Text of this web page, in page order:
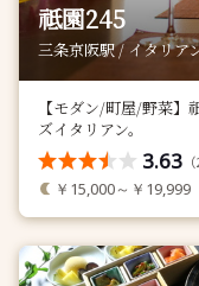
祗園245
三条京阪駅 / イタリア
【モダン/町屋/野菜】
ズイタリアン。
3.63 （
￥15,000～￥19,999